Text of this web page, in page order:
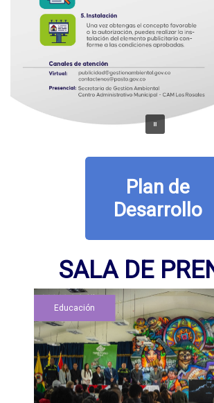
Plan de
Desarrollo
SALA DE
Educación